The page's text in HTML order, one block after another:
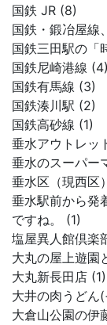
国鉄 JR (8)
国鉄・鍛冶屋線
国鉄三田駅の「
国鉄尼崎港線 (4)
国鉄有馬線 (3)
国鉄湊川駅 (2)
国鉄高砂線 (1)
垂水アウトレッ
垂水のスーパー
垂水区（現西区
垂水駅前から発
ですね。 (1)
塩屋異人館倶楽
大丸の屋上遊園
大丸新長田店 (1)
大井の肉うどん
大倉山公園の伊